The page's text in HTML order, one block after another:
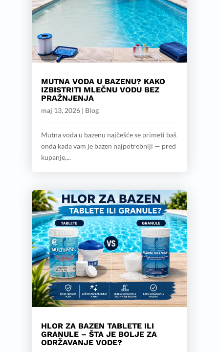
MUTNA VODA U BAZENU? KAKO
IZBISTRITI MLEČNU VODU BEZ
PRAŽNJENJA
maj 13, 2026| Blog
Mutna voda u bazenu najčešće se primeti baš
onda kada vam je bazen najpotrebniji — pred
kupanje,...
HLOR ZA BAZEN TABLETE ILI
GRANULE – ŠTA JE BOLJE ZA
ODRŽAVANJE VODE?